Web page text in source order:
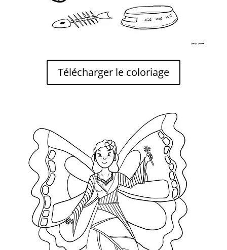
Télécharger le coloriage